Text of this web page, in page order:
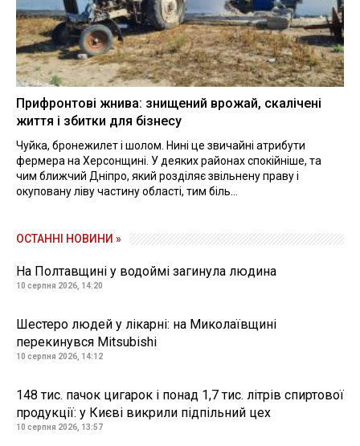
Прифронтові жнива: знищений врожай, скалічені
життя і збитки для бізнесу
Чуйка, бронежилет і шолом. Нині це звичайні атрибути
фермера на Херсонщині. У деяких районах спокійніше, та
чим ближчий Дніпро, який розділяє звільнену праву і
окуповану ліву частину області, тим біль...
ОСТАННІ НОВИНИ »
На Полтавщині у водоймі загинула людина
10 серпня 2026, 14:20
Шестеро людей у лікарні: на Миколаївщині
перекинувся Mitsubishi
10 серпня 2026, 14:12
148 тис. пачок цигарок і понад 1,7 тис. літрів спиртової
продукції: у Києві викрили підпільний цех
10 серпня 2026, 13:57